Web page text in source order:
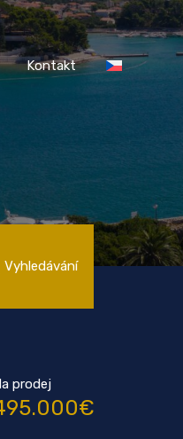
Kontakt
Kontakt
Vyhledávání
prodej